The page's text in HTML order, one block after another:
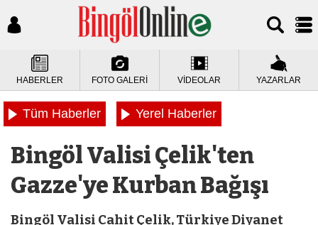
HABERLER FOTO GALERİ VİDEOLAR YAZARLAR
Tüm Haberler Yerel Haberler
Bingöl Valisi Çelik'ten
Gazze'ye Kurban Bağışı
Bingöl Valisi Cahit Çelik, Türkiye Diyanet